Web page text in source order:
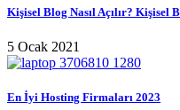
Kişisel Blog Nasıl Açılır? Kişisel
5 Ocak 2021
En İyi Hosting Firmaları 2023